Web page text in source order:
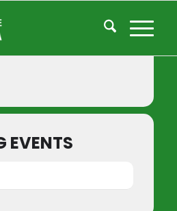
Event Type
EVENTS